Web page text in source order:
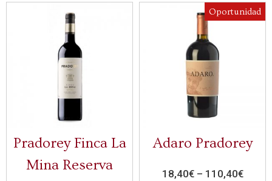
Pradorey Finca La
Mina Reserva
Oportunidad
Adaro Pradorey
18,40€– 110,40€